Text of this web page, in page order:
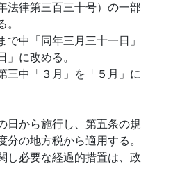
法律第三百三十号）の一部
で中「同年三月三十一日」
に改める。
三中「３月」を「５月」に
日から施行し、第五条の規
の地方税から適用する。
し必要な経過的措置は、政